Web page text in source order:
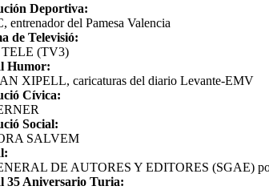
Deportiva:
del Pamesa Valencia
de Televisió:
(TV3)
Humor:
XIPELL, caricaturas del diario Levante-EMV
Cívica:
Social:
SALVEM
DE AUTORES Y EDITORES (SGAE)
35 Aniversario Turia: